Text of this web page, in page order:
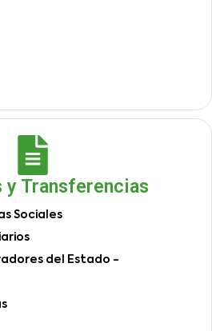
y Transferencias
Sociales
del Estado -